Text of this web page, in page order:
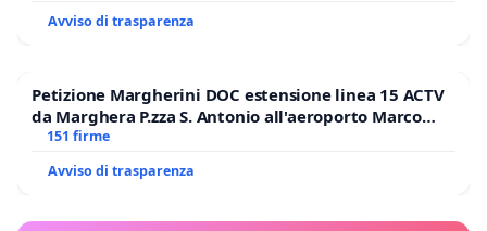
Avviso di trasparenza
Petizione Margherini DOC estensione linea 15 ACTV
da Marghera P.zza S. Antonio all'aeroporto Marco
Polo tariffa a € 1,50
151 firme
Avviso di trasparenza